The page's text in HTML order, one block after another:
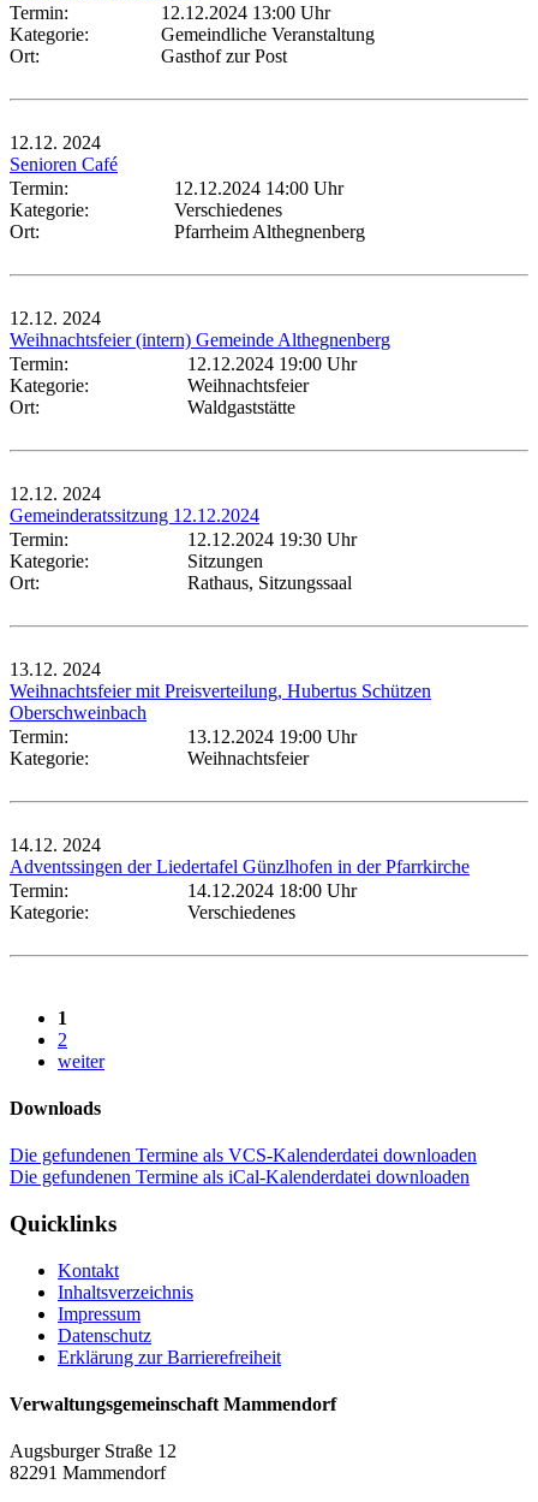
Termin:
12.12.2024 13:00 Uhr
Kategorie:
Gemeindliche Veranstaltung
Ort:
Gasthof zur Post
12.12. 2024
Senioren Café
Termin:
12.12.2024 14:00 Uhr
Kategorie:
Verschiedenes
Ort:
Pfarrheim Althegnenberg
12.12. 2024
Weihnachtsfeier (intern) Gemeinde Althegnenberg
Termin:
12.12.2024 19:00 Uhr
Kategorie:
Weihnachtsfeier
Ort:
Waldgaststätte
12.12. 2024
Gemeinderatssitzung 12.12.2024
Termin:
12.12.2024 19:30 Uhr
Kategorie:
Sitzungen
Ort:
Rathaus, Sitzungssaal
13.12. 2024
Weihnachtsfeier mit Preisverteilung, Hubertus Schützen
Oberschweinbach
Termin:
13.12.2024 19:00 Uhr
Kategorie:
Weihnachtsfeier
14.12. 2024
Adventssingen der Liedertafel Günzlhofen in der Pfarrkirche
Termin:
14.12.2024 18:00 Uhr
Kategorie:
Verschiedenes
1
2
weiter
Downloads
Die gefundenen Termine als VCS-Kalenderdatei downloaden
Die gefundenen Termine als iCal-Kalenderdatei downloaden
Quicklinks
Kontakt
Inhaltsverzeichnis
Impressum
Datenschutz
Erklärung zur Barrierefreiheit
Verwaltungsgemeinschaft Mammendorf
Augsburger Straße 12
82291 Mammendorf